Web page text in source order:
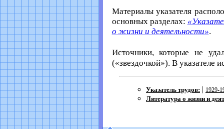
Материалы указателя
основных разделах:
о жизни и деятельности».
Источники, которые не
(«звездочкой»). В указателе
Указатель трудов: | 1929-
Литература о жизни и